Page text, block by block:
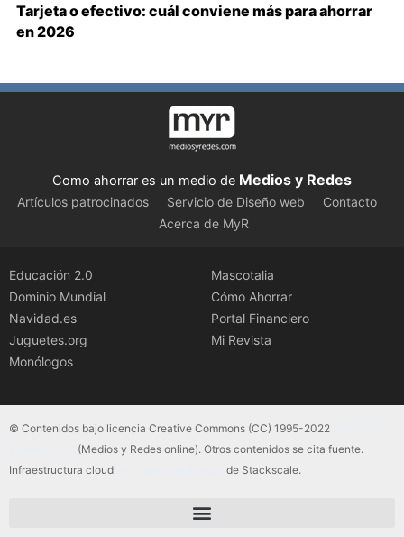
Tarjeta o efectivo: cuál conviene más para ahorrar
en 2026
Como ahorrar es un medio de Medios y Redes
Artículos patrocinados Servicio de Diseño web
Contacto
Acerca de MyR
Educación 2.0
Dominio Mundial
Navidad.es
Juguetes.org
Monólogos
Mascotalia
Cómo Ahorrar
Portal Financiero
Mi Revista
© Contenidos bajo licencia Creative Commons (CC) 1995-2022
(Medios y Redes online). Otros contenidos se cita fuente.
Infraestructura cloud
de Stackscale.